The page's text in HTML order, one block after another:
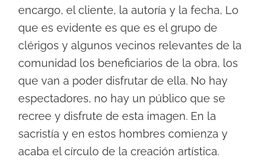
encargo, el cliente, la autoría y la fecha, Lo
que es evidente es que es el grupo de
clérigos y algunos vecinos relevantes de la
comunidad los beneficiarios de la obra, los
que van a poder disfrutar de ella. No hay
espectadores, no hay un público que se
recree y disfrute de esta imagen. En la
sacristía y en estos hombres comienza y
acaba el círculo de la creación artística.